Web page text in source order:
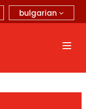
bulgarian